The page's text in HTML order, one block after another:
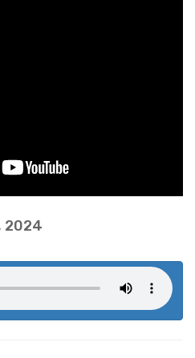
2024